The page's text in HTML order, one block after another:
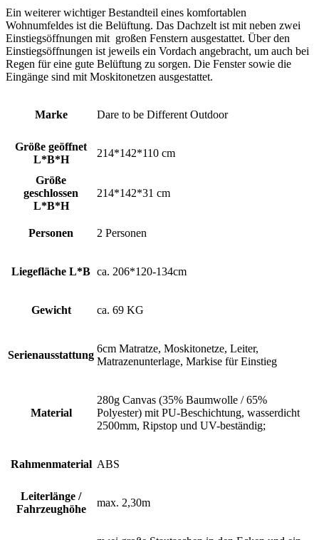
Ein weiterer wichtiger Bestandteil eines komfortablen
Wohnumfeldes ist die Belüftung. Das Dachzelt ist mit neben zwei
Einstiegsöffnungen mit großen Fenstern ausgestattet. Über den
Einstiegsöffnungen ist jeweils ein Vordach angebracht, um auch bei
Regen für eine gute Belüftung zu sorgen. Die Fenster sowie die
Eingänge sind mit Moskitonetzen ausgestattet.
Marke Dare to be Different Outdoor
Größe geöffnet
L*B*H
214*142*110 cm
Größe
geschlossen
L*B*H
214*142*31 cm
Personen 2 Personen
Liegefläche L*B ca. 206*120-134cm
Gewicht ca. 69 KG
Serienausstattung
6cm Matratze, Moskitonetze, Leiter,
Matrazenunterlage, Markise für Einstieg
Material
280g Canvas (35% Baumwolle / 65%
Polyester) mit PU-Beschichtung, wasserdicht
2500mm, Ripstop und UV-beständig;
Rahmenmaterial ABS
Leiterlänge /
Fahrzeughöhe
max. 2,30m